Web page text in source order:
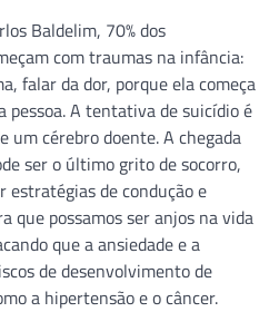
Baldelim, 70% dos
com traumas na infância:
falar da dor, porque ela começa
pessoa. A tentativa de suicídio é
um cérebro doente. A chegada
ser o último grito de socorro,
de condução e
que possamos ser anjos na vida
que a ansiedade e a
de desenvolvimento de
a hipertensão e o câncer.